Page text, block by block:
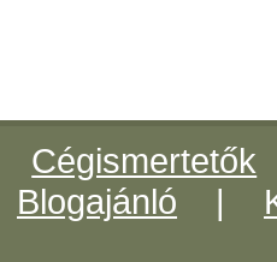
Cégismertetők
Blogajánló |